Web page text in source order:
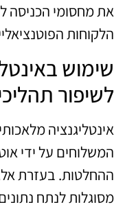
את מחסומי הכניסה
הלקוחות
שימוש
לשיפור
המשלוחים על ידי
ההחלטות. בעזרת
מסוגלות לנתח